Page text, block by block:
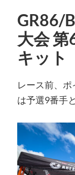
GR86/
大会
キッ
レース前、
は予選9番手